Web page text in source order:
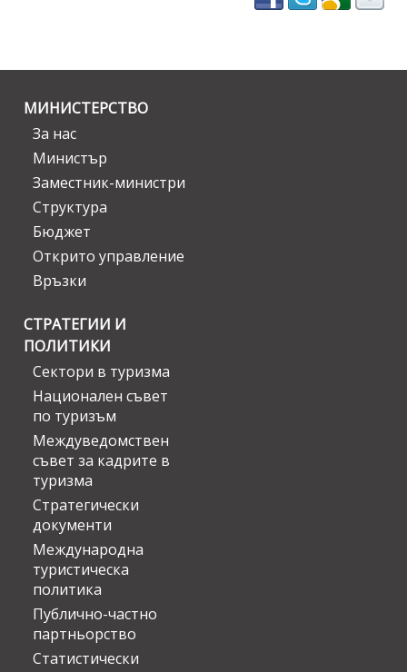
МИНИСТЕРСТВО
За нас
Министър
Заместник-министри
Структура
Бюджет
Открито управление
Връзки
СТРАТЕГИИ И
ПОЛИТИКИ
Сектори в туризма
Национален съвет
по туризъм
Междуведомствен
съвет за кадрите в
туризма
Стратегически
документи
Международна
туристическа
политика
Публично-частно
партньорство
Статистически